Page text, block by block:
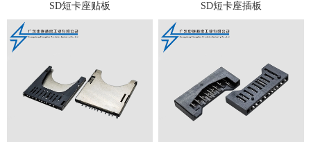
SD短卡座贴板 SD短卡座插板